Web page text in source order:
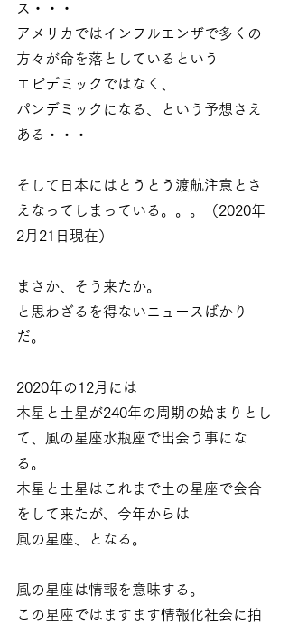
ス・・・
アメリカではインフルエンザで多くの
方々が命を落としているという
エピデミックではなく、
パンデミックになる、という予想さえ
ある・・・
そして日本にはとうとう渡航注意とさ
えなってしまっている。。。（2020年
2月21日現在）
まさか、そう来たか。
と思わざるを得ないニュースばかり
だ。
2020年の12月には
木星と土星が240年の周期の始まりとし
て、風の星座水瓶座で出会う事にな
る。
木星と土星はこれまで土の星座で会合
をして来たが、今年からは
風の星座、となる。
風の星座は情報を意味する。
この星座ではますます情報化社会に拍